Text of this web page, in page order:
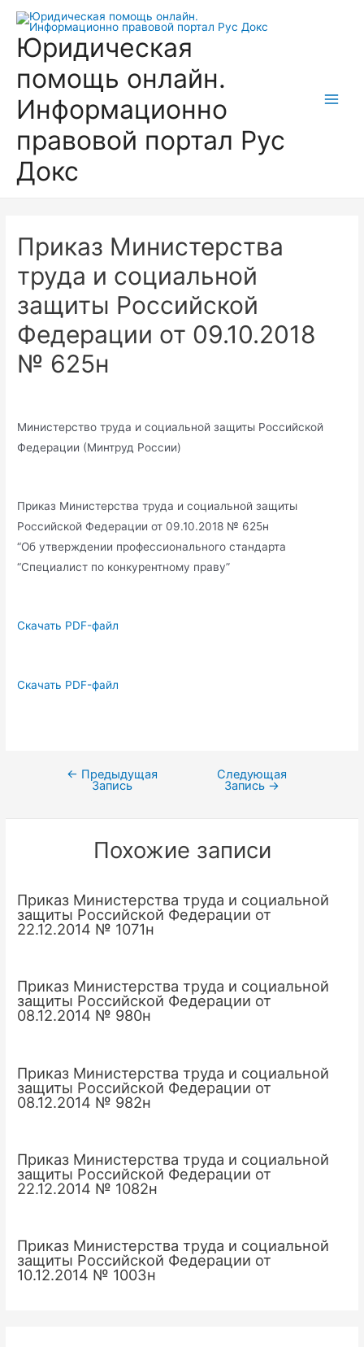
Перейти
содержимому
Юридическая
помощь онлайн.
Информационно
правовой портал Рус
Докс
Приказ Министерства
труда и социальной
защиты Российской
Федерации от 09.10.2018
№ 625н
Министерство труда и социальной защиты Российской
Федерации (Минтруд России)
Приказ Министерства труда и социальной защиты
Российской Федерации от 09.10.2018 № 625н
“Об утверждении профессионального стандарта
“Специалист по конкурентному праву”
Скачать PDF-файл
Скачать PDF-файл
Навигация
записям
← Предыдущая
Запись
Следующая
Запись →
Похожие записи
Приказ Министерства труда и социальной
защиты Российской Федерации от
22.12.2014 № 1071н
Приказ Министерства труда и социальной
защиты Российской Федерации от
08.12.2014 № 980н
Приказ Министерства труда и социальной
защиты Российской Федерации от
08.12.2014 № 982н
Приказ Министерства труда и социальной
защиты Российской Федерации от
22.12.2014 № 1082н
Приказ Министерства труда и социальной
защиты Российской Федерации от
10.12.2014 № 1003н